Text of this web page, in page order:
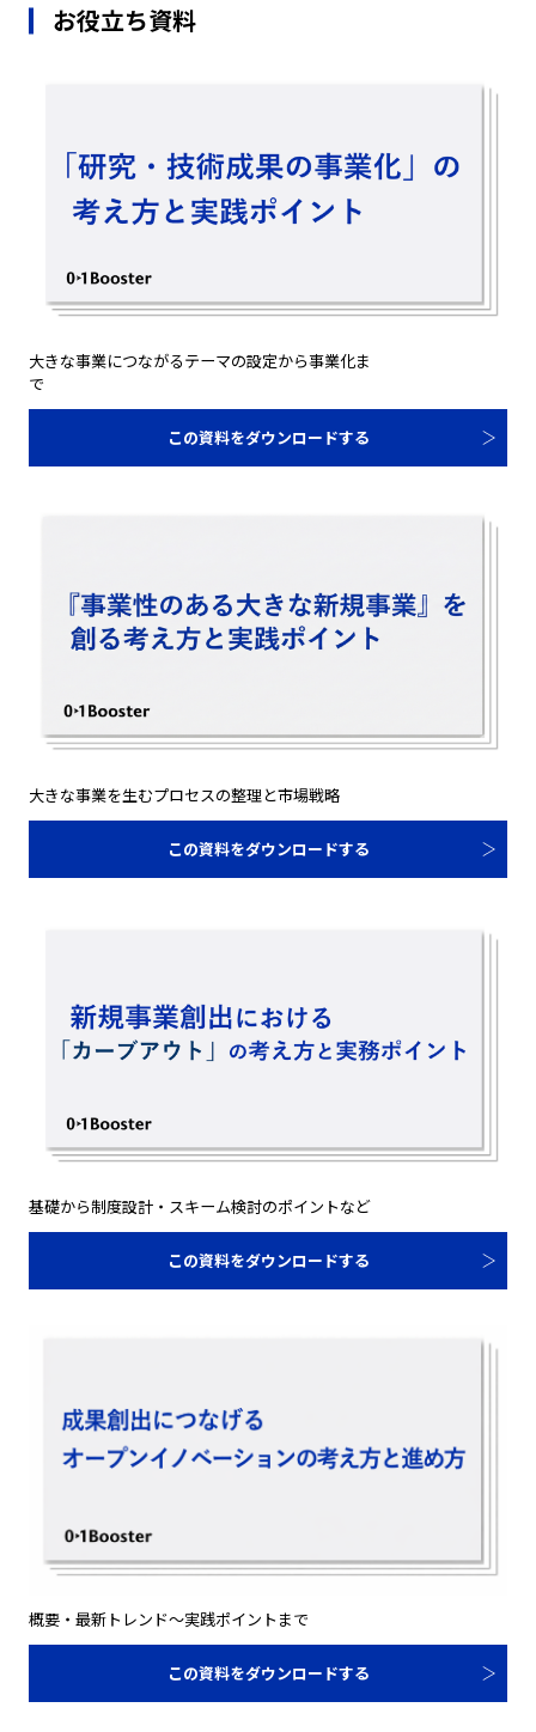
お役立ち資料
大きな事業につながるテーマの設定から事業化ま
で
この資料をダウンロードする
大きな事業を生むプロセスの整理と市場戦略
この資料をダウンロードする
基礎から制度設計・スキーム検討のポイントなど
この資料をダウンロードする
概要・最新トレンド～実践ポイントまで
この資料をダウンロードする